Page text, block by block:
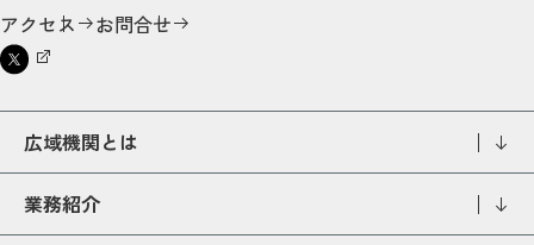
アクセス お問合せ
広域機関とは
業務紹介